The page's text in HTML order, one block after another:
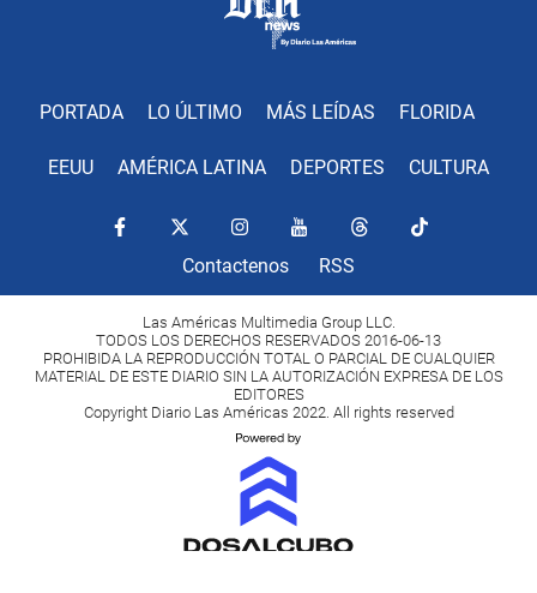
PORTADA LO ÚLTIMO MÁS LEÍDAS FLORIDA
EEUU AMÉRICA LATINA DEPORTES CULTURA
Contactenos RSS
Las Américas Multimedia Group LLC.
TODOS LOS DERECHOS RESERVADOS 2016-06-13
PROHIBIDA LA REPRODUCCIÓN TOTAL O PARCIAL DE CUALQUIER
MATERIAL DE ESTE DIARIO SIN LA AUTORIZACIÓN EXPRESA DE LOS
EDITORES
Copyright Diario Las Américas 2022. All rights reserved